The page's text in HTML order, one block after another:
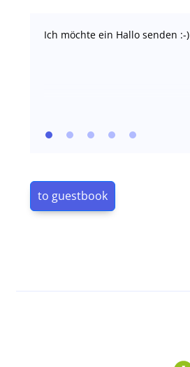
Ich möchte ein Hallo senden :-)
to guestbook